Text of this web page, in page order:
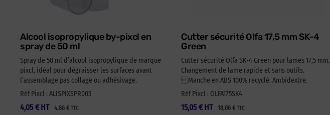
Alcool isopropylique by-pixcl en
spray de 50 ml
Spray de 50 ml d’alcool isopropylique de marque
pixcl, idéal pour dégraisser les surfaces avant
l’assemblage pas collage ou adhésivage.
Réf Pixcl : ALISPIXSPR005
4,05 € 4,86 € TTC
HT
Cutter sécurité Olfa 17,5 mm SK-4
Green
Cutter sécurité Olfa SK-4 Green pour lames 17,5 mm.
Changement de lame rapide et sans outils.
Manche en ABS 100% recyclé. Ambidextre.
Réf Pixcl : OLFA175SK4
15,05 € 18,06 € TTC
HT